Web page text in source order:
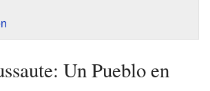
Un Pueblo en